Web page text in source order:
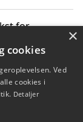
for
af elektronik
×
cookies
Ved
cookies i
Detaljer